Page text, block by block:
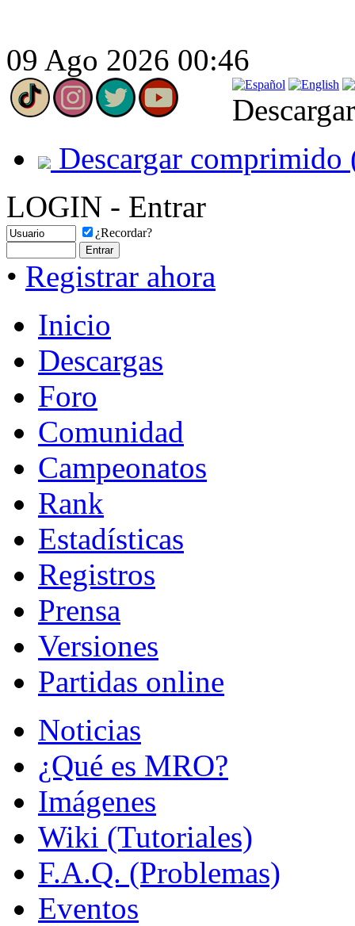
09 Ago 2026 00:46
Descargar comprimido
LOGIN - Entrar
¿Recordar?
• Registrar ahora
Inicio
Descargas
Foro
Comunidad
Campeonatos
Rank
Estadísticas
Registros
Prensa
Versiones
Partidas online
Noticias
¿Qué es MRO?
Imágenes
Wiki (Tutoriales)
F.A.Q. (Problemas)
Eventos